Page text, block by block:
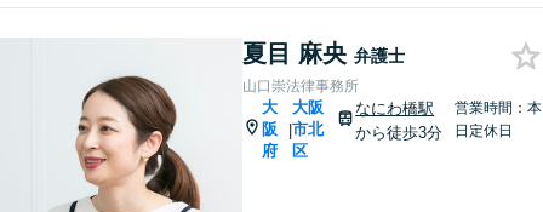
夏目 麻央 弁護士
山口崇法律事務所
大
阪
府
|
大阪
市北
区
なにわ橋駅
から徒歩3分
営業時間：本
日定休日